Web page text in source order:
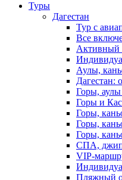
Туры
Дагестан
Тур с
Все
Активный
Аулы,
Дагестан:
Горы,
Горы и
Горы,
Горы,
Горы,
СПА, джип
VIP-
Пляжный